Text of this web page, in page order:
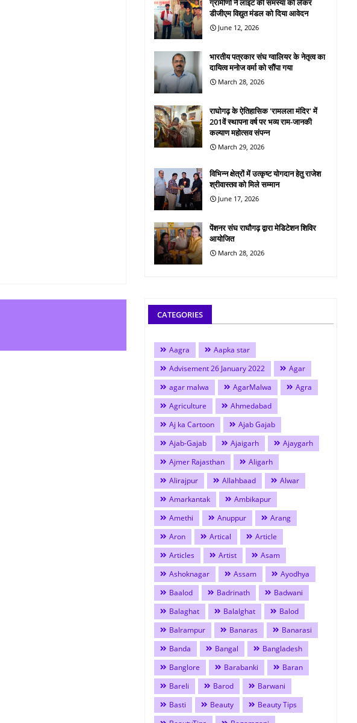
ग्रामीणों ने लाइट की समस्या को लेकर
डीजीएम विद्युत मंडल को दिया आवेदन
June 12, 2026
भारतीय पत्रकार संघ ग्वालियर के नेतृत्व का
दायित्व मनोज वर्मा को सौंपा गया
March 28, 2026
राघोगढ़ के ऐतिहासिक 'रामलला मंदिर' में
201वें स्थापना वर्ष पर भव्य राम-जानकी
कल्याण महोत्सव संपन्न
March 29, 2026
विभिन्न क्षेत्रों में उत्कृष्ट योगदान हेतु राजेश
श्रीवास्तव को मिले सम्मान
June 17, 2026
पेंशनर संघ राघौगढ़ द्वारा मेडिटेशन शिविर
आयोजित
March 28, 2026
CATEGORIES
Aagra
Aapka star
Advisement 26 January 2022
Agar
agar malwa
AgarMalwa
Agra
Agriculture
Ahmedabad
Aj ka Cartoon
Ajab Gajab
Ajab-Gajab
Ajaigarh
Ajaygarh
Ajmer Rajasthan
Aligarh
Alirajpur
Allahbaad
Alwar
Amarkantak
Ambikapur
Amethi
Anuppur
Arang
Aron
Artical
Article
Articles
Artist
Asam
Ashoknagar
Assam
Ayodhya
Baalod
Badrinath
Badwani
Balaghat
Balalghat
Balod
Balrampur
Banaras
Banarasi
Banda
Bangal
Bangladesh
Banglore
Barabanki
Baran
Bareli
Barod
Barwani
Basti
Beauty
Beauty Tips